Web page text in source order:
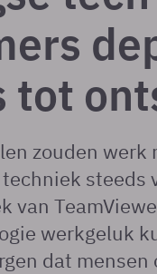
tot
zouden werk
steeds
van
werkgeluk
dat